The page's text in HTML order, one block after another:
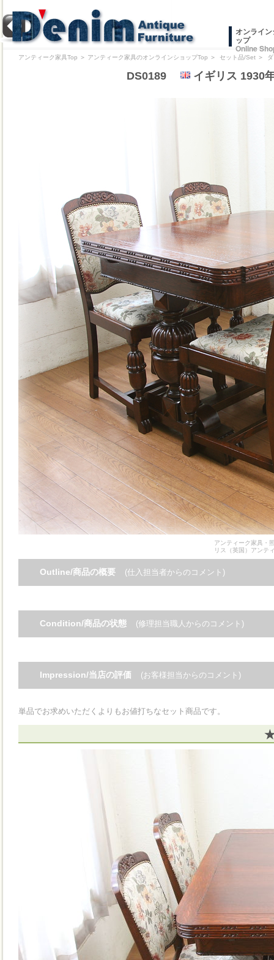
オンライ
ップ
Online
アンティーク家具Top ＞ アンティーク家具のオンラインショップTop ＞ セット品/Set ＞
DS0189 イギリス 1930
アンティーク家具・
リス（英国）アンテ
Outline/商品の概要 (仕入担当者からのコメント)
Condition/商品の状態 (修理担当職人からのコメント)
Impression/当店の評価 (お客様担当からのコメント)
単品でお求めいただくよりもお値打ちなセット商品です。